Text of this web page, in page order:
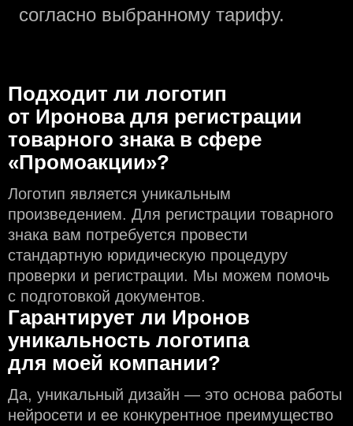
согласно выбранному тарифу.
Подходит ли логотип
от Иронова для регистрации
товарного знака в сфере
«Промоакции»?
Логотип является уникальным
произведением. Для регистрации товарного
знака вам потребуется провести
стандартную юридическую процедуру
проверки и регистрации. Мы можем помочь
с подготовкой документов.
Гарантирует ли Иронов
уникальность логотипа
для моей компании?
Да, уникальный дизайн — это основа работы
нейросети и еe конкурентное преимущество